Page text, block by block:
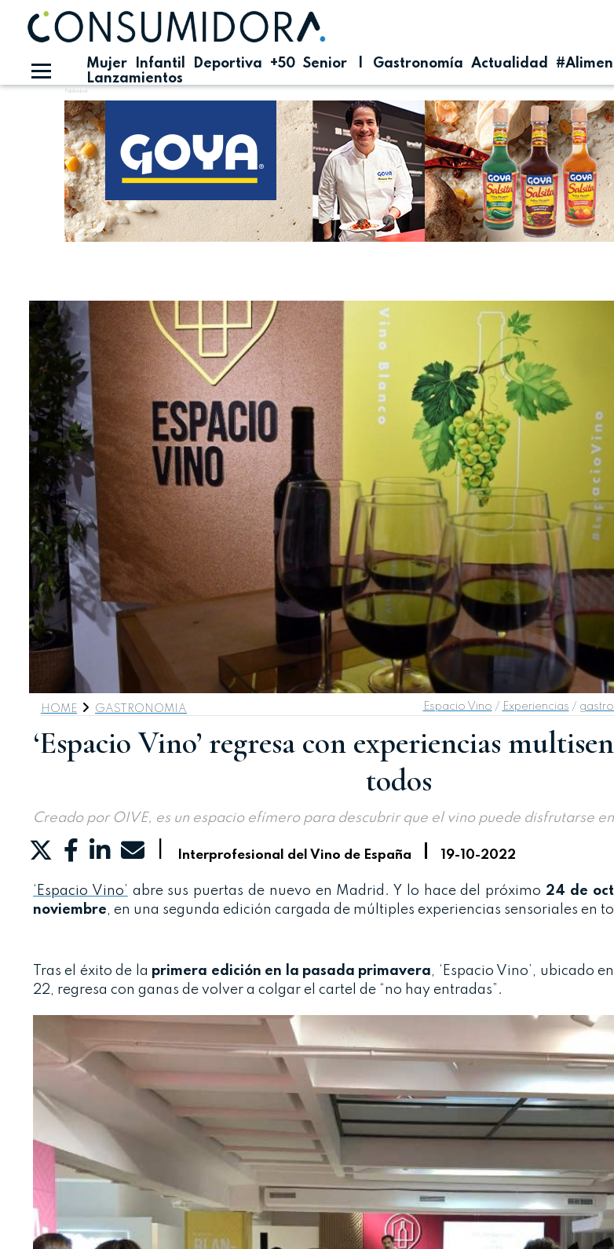
Mujer Infantil Deportiva +50 Senior | Gastronomía Actualidad
Lanzamientos
Publicidad
HOME GASTRONOMIA Espacio Vino / Experiencias /
‘Espacio Vino’ regresa con experiencias
todos
Creado por OIVE, es un espacio efímero para descubrir que el vino puede disfrutarse
| Interprofesional del Vino de España | 19-10-2022
‘Espacio Vino’ abre sus puertas de nuevo en Madrid. Y lo hace del próximo 24 de
noviembre, en una segunda edición cargada de múltiples experiencias sensoriales en
Tras el éxito de la primera edición en la pasada primavera, ‘Espacio Vino’, ubicado
22, regresa con ganas de volver a colgar el cartel de “no hay entradas”.